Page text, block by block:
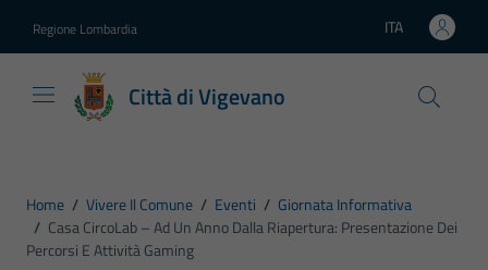
Regione Lombardia Lingua attiva:
ITA
Città di Vigevano
Home / Vivere Il Comune / Eventi / Giornata Informativa
/ Casa CircoLab – Ad Un Anno Dalla Riapertura: Presentazione Dei
Percorsi E Attività Gaming